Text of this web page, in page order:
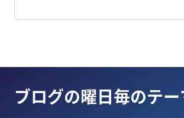
ブログの曜日毎のテ